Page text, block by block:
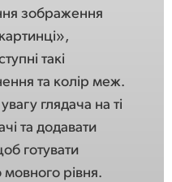
зображення
такі
та колір меж.
глядача на ті
та додавати
готувати
рівня.